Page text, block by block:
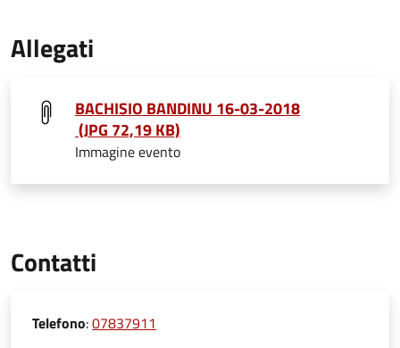
Allegati
BACHISIO BANDINU 16-03-2018
(JPG 72,19 KB)
Immagine evento
Contatti
Telefono:07837911